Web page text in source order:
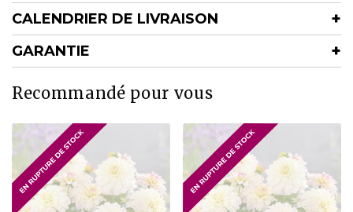
CALENDRIER DE LIVRAISON
GARANTIE
Recommandé pour vous